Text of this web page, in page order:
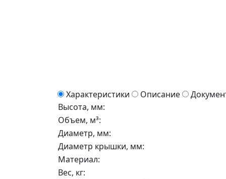
Характеристики Описание
Высота, мм:
Объем, м³:
Диаметр, мм:
Диаметр крышки, мм:
Материал:
Вес, кг: